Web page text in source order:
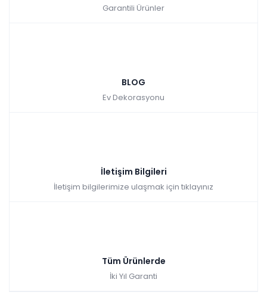
Garantili Ürünler
BLOG
Ev Dekorasyonu
İletişim Bilgileri
İletişim bilgilerimize ulaşmak için tıklayınız
Tüm Ürünlerde
İki Yıl Garanti